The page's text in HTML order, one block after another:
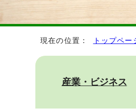
現在の位置： トップペー
産業・ビジネス